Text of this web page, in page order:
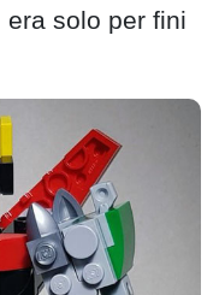
solo per fini